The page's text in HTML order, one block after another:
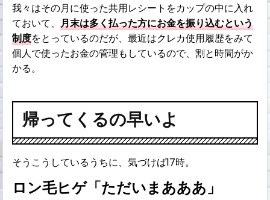
我々はその月に使った共用レシートをカップの中に入れ
ておいて、月末は多く払った方にお金を振り込むという
制度をとっているのだが、最近はクレカ使用履歴をみて
個人で使ったお金の管理もしているので、割と時間がか
かる。
帰ってくるの早いよ
そうこうしているうちに、気づけば17時。
ロン毛ヒゲ「ただいまあああ」